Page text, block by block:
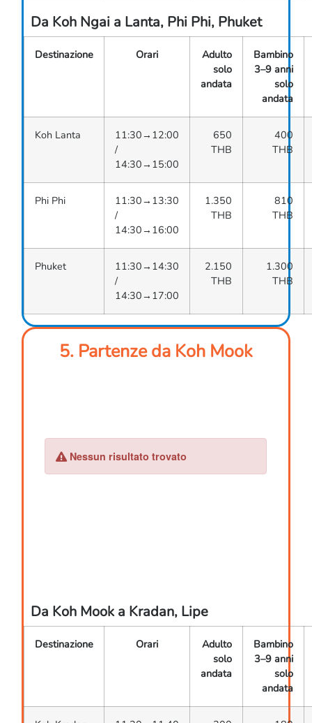
Da Koh Ngai a Lanta, Phi Phi, Phuket
Destinazione Orari
Adulto
solo
andata
Bambino
3–9 anni
solo
andata
Koh Lanta
11:30→12:00
/
14:30→15:00
650
THB
400
THB
Phi Phi
11:30→13:30
/
14:30→16:00
1.350
THB
810
THB
Phuket
11:30→14:30
/
14:30→17:00
2.150
THB
1.300
THB
5. Partenze da Koh Mook
Da Koh Mook a Kradan, Lipe
Destinazione Orari
Adulto
solo
andata
Bambino
3–9 anni
solo
andata